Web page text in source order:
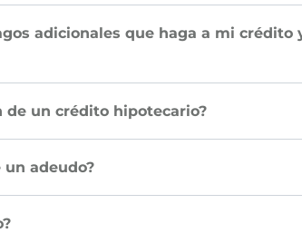
adicionales que haga a mi
de un crédito hipotecario?
un adeudo?